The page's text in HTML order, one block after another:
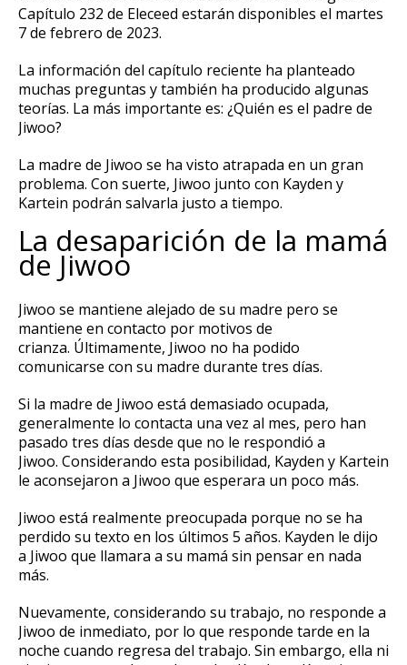
Capítulo 232 de Eleceed estarán disponibles el martes
7 de febrero de 2023.
La información del capítulo reciente ha planteado
muchas preguntas y también ha producido algunas
teorías. La más importante es: ¿Quién es el padre de
Jiwoo?
La madre de Jiwoo se ha visto atrapada en un gran
problema. Con suerte, Jiwoo junto con Kayden y
Kartein podrán salvarla justo a tiempo.
La desaparición de la mamá
de Jiwoo
Jiwoo se mantiene alejado de su madre pero se
mantiene en contacto por motivos de
crianza. Últimamente, Jiwoo no ha podido
comunicarse con su madre durante tres días.
Si la madre de Jiwoo está demasiado ocupada,
generalmente lo contacta una vez al mes, pero han
pasado tres días desde que no le respondió a
Jiwoo. Considerando esta posibilidad, Kayden y Kartein
le aconsejaron a Jiwoo que esperara un poco más.
Jiwoo está realmente preocupada porque no se ha
perdido su texto en los últimos 5 años. Kayden le dijo
a Jiwoo que llamara a su mamá sin pensar en nada
más.
Nuevamente, considerando su trabajo, no responde a
Jiwoo de inmediato, por lo que responde tarde en la
noche cuando regresa del trabajo. Sin embargo, ella ni